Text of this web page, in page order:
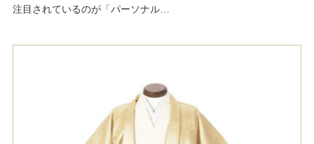
注目されているのが「パーソナル…